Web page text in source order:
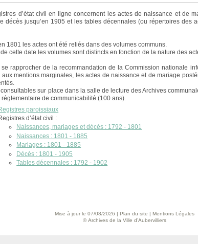
d’état civil en ligne concernent les actes de naissance et de
décès jusqu’en 1905 et les tables décennales (ou répertoires des
1801 les actes ont été reliés dans des volumes communs.
cette date les volumes sont distincts en fonction de la nature des
se rapprocher de la recommandation de la Commission nationale
aux mentions marginales, les actes de naissance et de mariage
consultables sur place dans la salle de lecture des Archives
réglementaire de communicabilité (100 ans).
paroissiaux
d’état civil :
Naissances, mariages et décès : 1792 - 1801
Naissances : 1801 - 1885
Mariages : 1801 - 1885
Décès : 1801 - 1905
Tables décennales : 1792 - 1902
Mise à jour le 07/08/2026 | Plan du site | Mentions Légales
© Archives de la Ville d’Aubervilliers